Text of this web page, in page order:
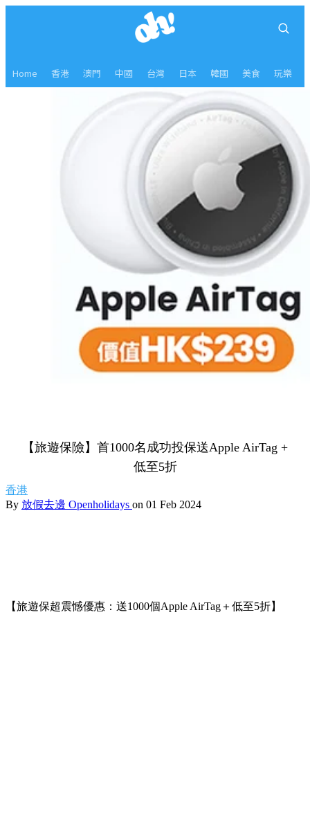
Home 香港 澳門 中國 台灣 日本 韓國 美食 玩樂
【旅遊保險】首1000名成功投保送Apple AirTag +
低至5折
香港
By 放假去邊 Openholidays on 01 Feb 2024
【旅遊保超震憾優惠：送1000個Apple AirTag＋低至5折】